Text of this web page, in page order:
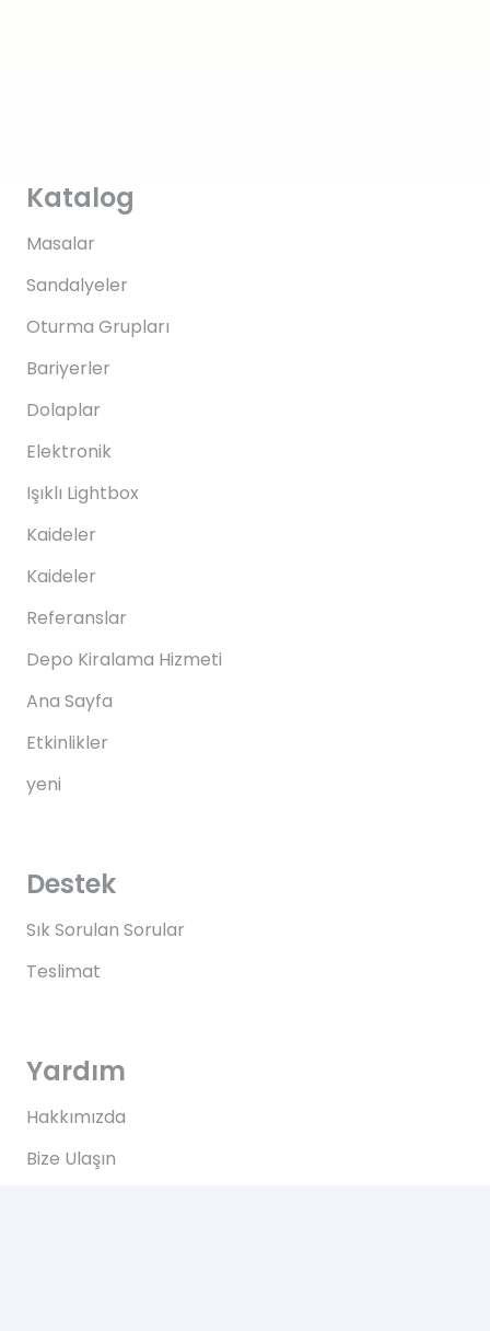
Katalog
Masalar
Sandalyeler
Oturma Grupları
Bariyerler
Dolaplar
Elektronik
Işıklı Lightbox
Kaideler
Kaideler
Referanslar
Depo Kiralama Hizmeti
Ana Sayfa
Etkinlikler
yeni
Destek
Sık Sorulan Sorular
Teslimat
Yardım
Hakkımızda
Bize Ulaşın